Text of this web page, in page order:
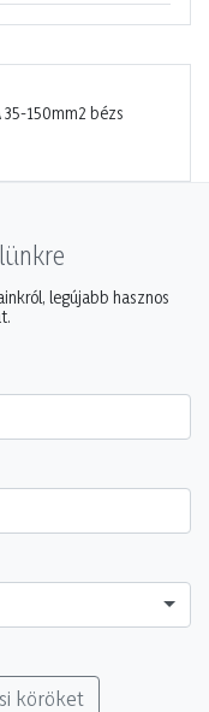
150mm2 bézs
legújabb hasznos
köröket